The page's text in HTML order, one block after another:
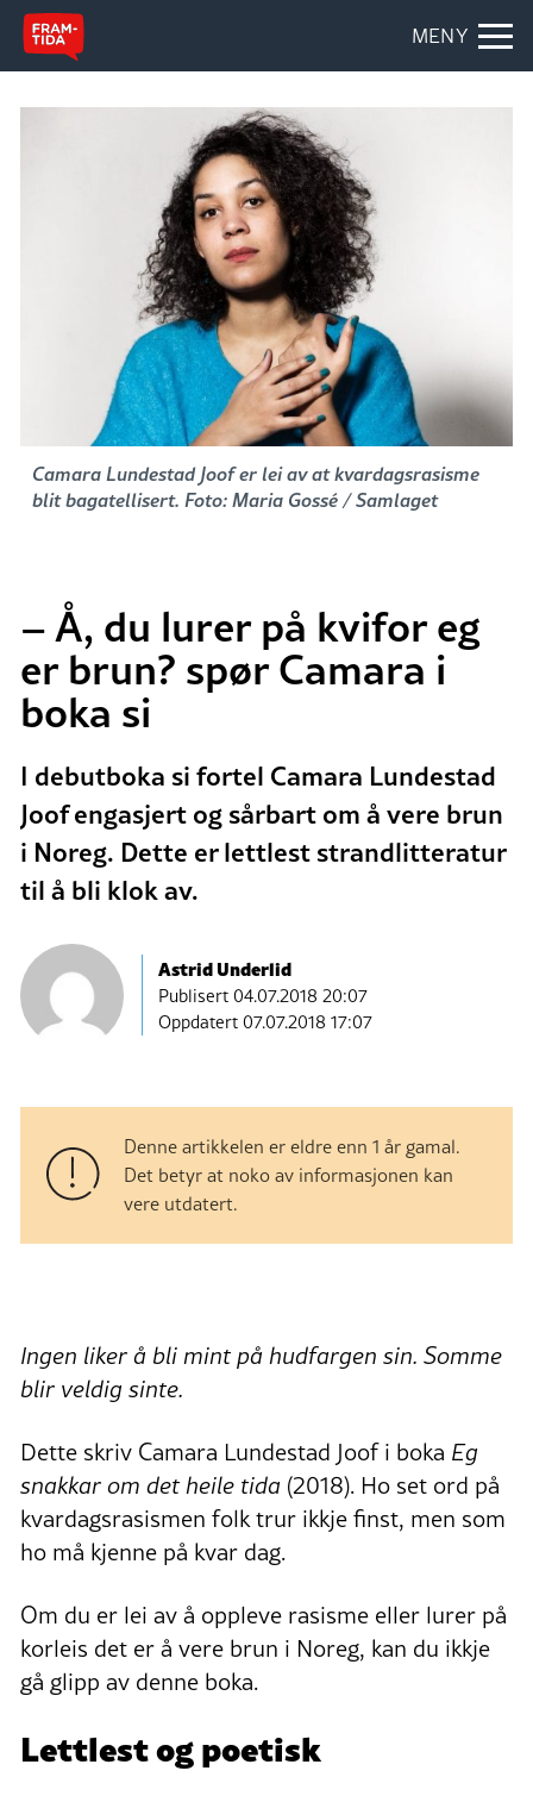
MENY
Camara Lundestad Joof er lei av at kvardagsrasisme
blit bagatellisert. Foto: Maria Gossé / Samlaget
– Å, du lurer på kvifor eg
er brun? spør Camara i
boka si
I debutboka si fortel Camara Lundestad
Joof engasjert og sårbart om å vere brun
i Noreg. Dette er lettlest strandlitteratur
til å bli klok av.
Astrid Underlid
Publisert04.07.2018 20:07
Oppdatert 07.07.2018 17:07
Denne artikkelen er eldre enn 1 år gamal.
Det betyr at noko av informasjonen kan
vere utdatert.
Ingen liker å bli mint på hudfargen sin. Somme
blir veldig sinte.
Dette skriv Camara Lundestad Joof i boka Eg
snakkar om det heile tida (2018). Ho set ord på
kvardagsrasismen folk trur ikkje finst, men som
ho må kjenne på kvar dag.
Om du er lei av å oppleve rasisme eller lurer på
korleis det er å vere brun i Noreg, kan du ikkje
gå glipp av denne boka.
Lettlest og poetisk